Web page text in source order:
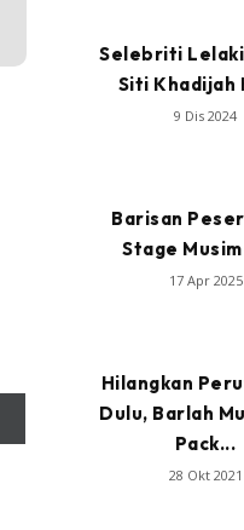
Selebriti
Siti Khadijah
9 Dis 2024
Barisan
Stage
17 Apr 2025
Hilangkan
Dulu, Barlah
Pack...
28 Okt 2021